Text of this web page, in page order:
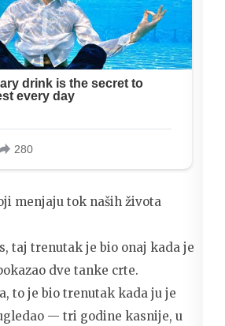
menjaju tok naših života
taj trenutak je bio onaj kada je
dve tanke crte.
to je bio trenutak kada ju je
— tri godine kasnije, u